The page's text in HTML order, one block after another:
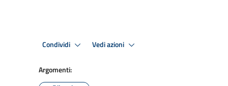
Condividi Vedi azioni
Argomenti: